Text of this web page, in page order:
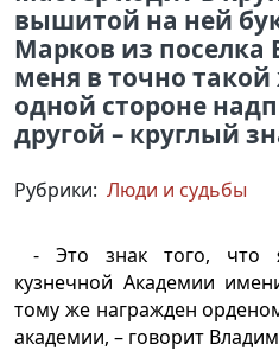
вышитой на ней
Марков из поселка
меня в точно
одной стороне
другой – круглый
Рубрики: Люди и судьбы
- Это знак того, что
кузнечной Академии
тому же награжден
академии, – говорит